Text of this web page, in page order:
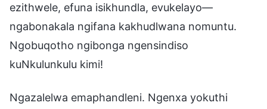
ezithwele, efuna isikhundla, evukelayo—
ngabonakala ngifana kakhudlwana nomuntu.
Ngobuqotho ngibonga ngensindiso
kuNkulunkulu kimi!
Ngazalelwa emaphandleni. Ngenxa yokuthi